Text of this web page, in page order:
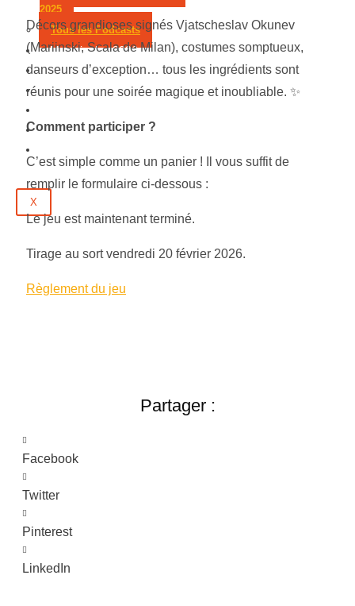
2025
Tous les Podcasts
Municipales 2026
Jeux
Partenaires
Évènements
X
Décors grandioses signés Vjatscheslav Okunev
(Mariinski, Scala de Milan), costumes somptueux,
danseurs d’exception… tous les ingrédients sont
réunis pour une soirée magique et inoubliable. ✨
Comment participer ?
C’est simple comme un panier ! Il vous suffit de
remplir le formulaire ci-dessous :
Le jeu est maintenant terminé.
Tirage au sort vendredi 20 février 2026.
Règlement du jeu
Partager :
Facebook
Twitter
Pinterest
LinkedIn